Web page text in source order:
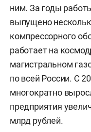
ним. За годы
выпущено
компрессорного
работает на
магистральном
по всей России. С
многократно
предприятия
млрд рублей.